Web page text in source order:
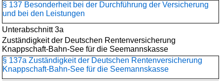
§ 137 Besonderheit bei der Durchführung der Versicherung
und bei den Leistungen
Unterabschnitt 3a
Zuständigkeit der Deutschen Rentenversicherung
Knappschaft-Bahn-See für die Seemannskasse
§ 137a Zuständigkeit der Deutschen Rentenversicherung
Knappschaft-Bahn-See für die Seemannskasse